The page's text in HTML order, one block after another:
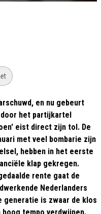
en nu gebeurt
het partijkartel
eist direct zijn tol. De
met veel bombarie zijn
hebben in het eerste
klap gekregen.
rente gaat de
Nederlanders
generatie is zwaar de klos